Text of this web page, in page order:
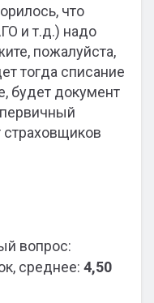
что
и т.д.) надо
пожалуйста,
тогда списание
будет документ
страховщиков
вопрос:
среднее: 4,50